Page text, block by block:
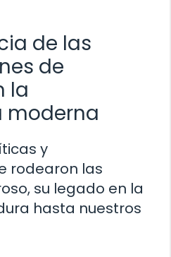
de las
de
la
moderna
y
rodearon las
su legado en la
hasta nuestros